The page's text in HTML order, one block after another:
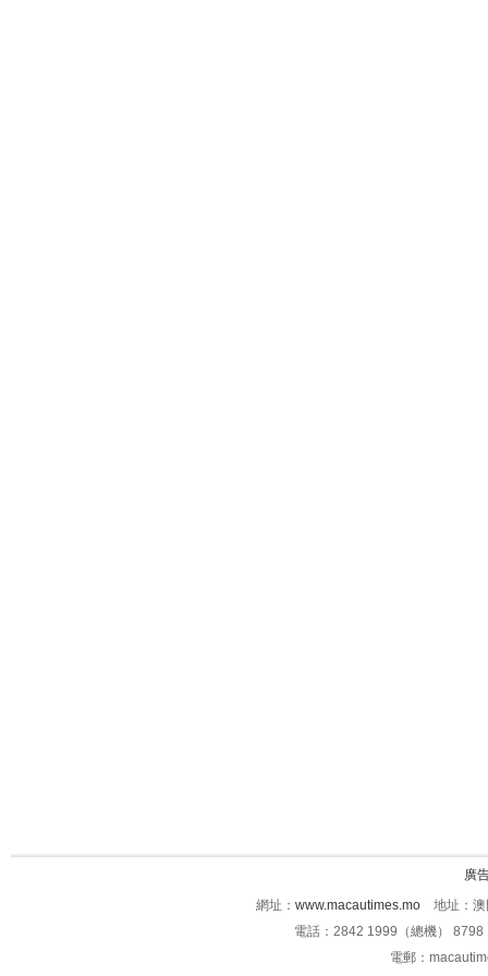
廣
網址： www.macautimes.mo 地址：澳
電話：2842 1999（總機）
電郵：